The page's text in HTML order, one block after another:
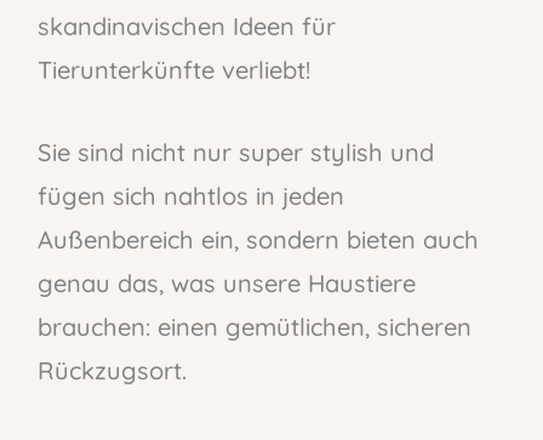
skandinavischen Ideen für
Tierunterkünfte verliebt!
Sie sind nicht nur super stylish und
fügen sich nahtlos in jeden
Außenbereich ein, sondern bieten auch
genau das, was unsere Haustiere
brauchen: einen gemütlichen, sicheren
Rückzugsort.